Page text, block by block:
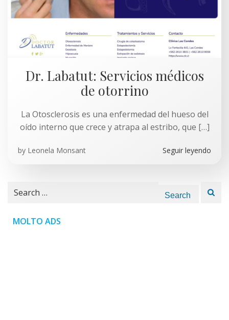
Dr. Labatut: Servicios médicos
de otorrino
La Otosclerosis es una enfermedad del hueso del
oído interno que crece y atrapa al estribo, que […]
by Leonela Monsant Seguir leyendo
Search
MOLTO ADS